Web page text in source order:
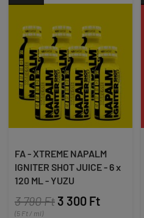
FA - XTREME NAPALM
IGNITER SHOT JUICE - 6 x
120 ML - YUZU
3 790 Ft 3 300 Ft
(5 Ft / ml)